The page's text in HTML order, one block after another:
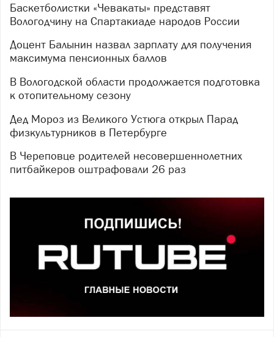
Баскетболистки «Чевакаты» представят
Вологодчину на Спартакиаде народов России
Доцент Балынин назвал зарплату для получения
максимума пенсионных баллов
В Вологодской области продолжается подготовка
к отопительному сезону
Дед Мороз из Великого Устюга открыл Парад
физкультурников в Петербурге
В Череповце родителей несовершеннолетних
питбайкеров оштрафовали 26 раз